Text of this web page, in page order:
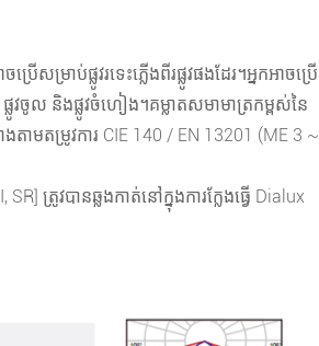
ើសម្រាប់ផ្លូវរទេះភ្លើងពីរផ្លូវផងដែរ។អ្នក​អាច​ប្រើ​
ផ្លូវចូល និងផ្លូវចំហៀង។គម្លាតសមាមាត្រកម្ពស់នៃ
មតម្រូវការ CIE 140 / EN 13201 (ME 3 ~
SR] ត្រូវបានឆ្លងកាត់នៅក្នុងការក្លែងធ្វើ Dialux